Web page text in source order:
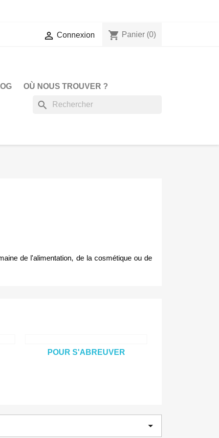
 Connexion shopping_cart Panier (0)
OÙ NOUS TROUVER ?
search
de l'alimentation, de la cosmétique ou de
POUR S'ABREUVER
